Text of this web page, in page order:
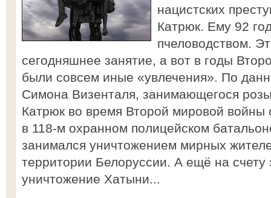
нацистских
Катрюк. Ему 92
пчеловодством.
сегодняшнее занятие, а вот в годы
были совсем иные «увлечения». По
Симона Визенталя, занимающегося
Катрюк во время Второй мировой войны
в 118-м охранном полицейском
занимался уничтожением мирных
территории Белоруссии. А ещё на
уничтожение Хатыни...